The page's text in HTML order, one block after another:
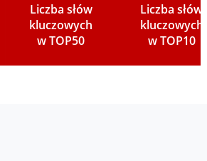
Liczba słów
kluczowych
w TOP50
Liczba słów
kluczowych
w TOP10